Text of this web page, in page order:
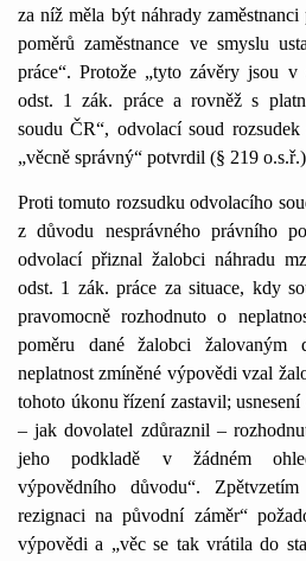
za níž měla být náhrady
poměrů zaměstnance ve smyslu
práce“. Protože „tyto závěry jsou v
odst. 1 zák. práce a rovněž s
soudu ČR“, odvolací soud
„věcně správný“ potvrdil (§ 219
Proti tomuto rozsudku odvolacího
z důvodu nesprávného právního
odvolací přiznal žalobci náhradu
odst. 1 zák. práce za situace, kdy
pravomocně rozhodnuto o
poměru dané žalobci žalovaným
neplatnost zmíněné výpovědi vzal
tohoto úkonu řízení zastavil;
– jak dovolatel zdůraznil –
jeho podkladě v žádném
výpovědního důvodu“.
rezignaci na původní záměr“
výpovědi a „věc se tak vrátila do